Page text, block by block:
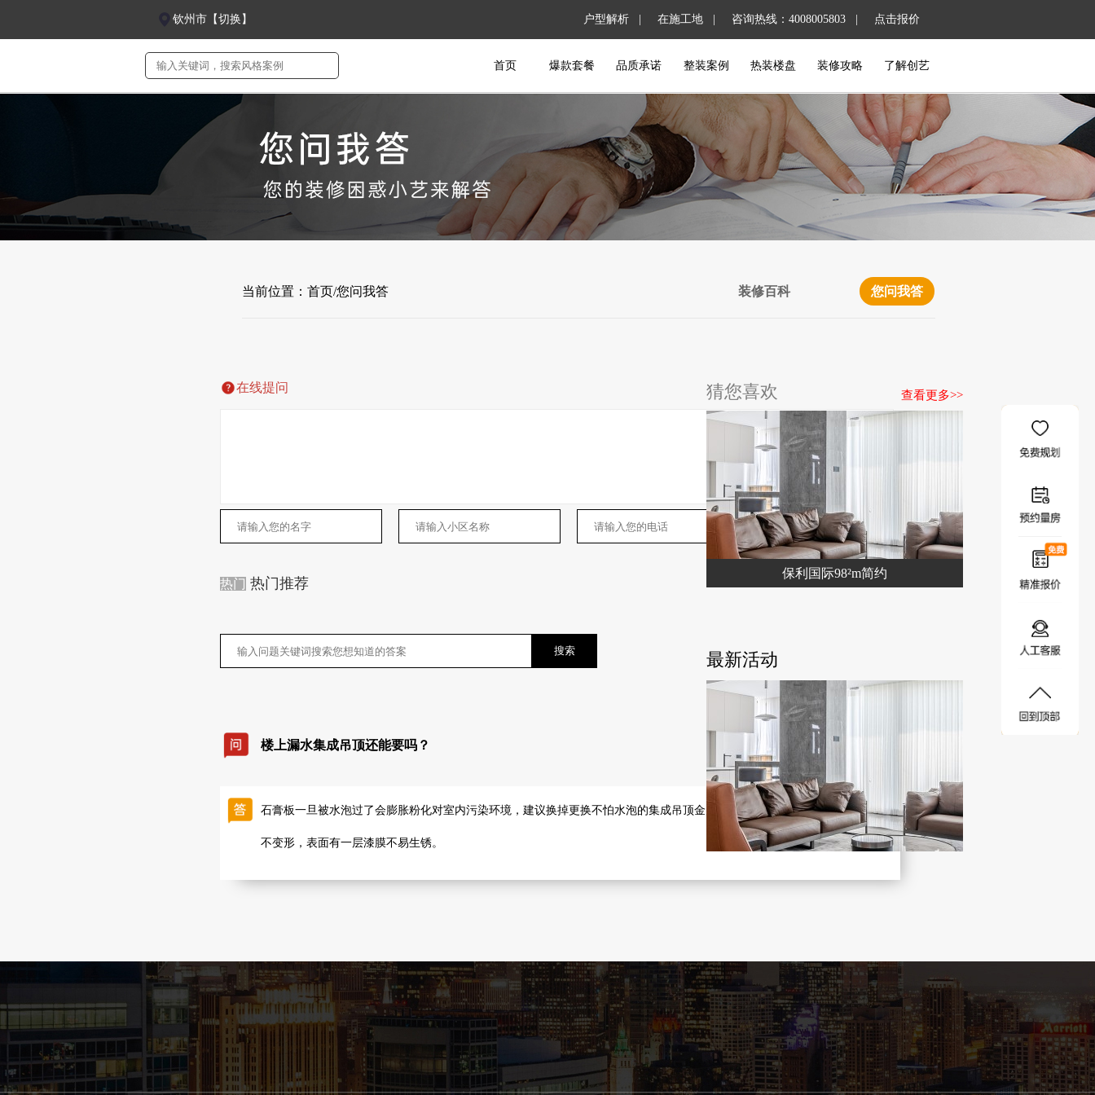
钦州市【切换】 户型解析 | 在施工地 | 咨询热线：4008005803 | 点击报价
首页 爆款套餐 品质承诺 整装案例 热装楼盘 装修攻略 了解创艺
当前位置： 首页/您问我答 装修百科 您问我答
在线提问
立
即
提
交
热门 热门推荐
搜索
楼上漏水集成吊顶还能要吗？
石膏板一旦被水泡过了会膨胀粉化对室内污染环境，建议换掉更换不怕水泡的集成吊顶金属扣板，这种扣板好处是不怕水，
不变形，表面有一层漆膜不易生锈。
猜您喜欢 查看更多>>
保利国际98²m简约
最新活动